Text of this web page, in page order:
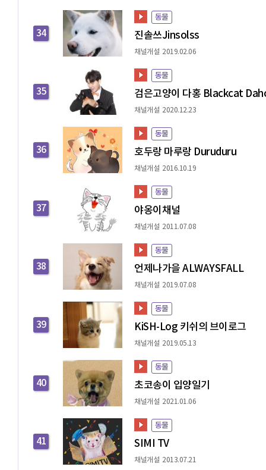
34
동물
진솔쓰Jinsolss
채널개설 2019.02.06
35
동물
검은고양이 다홍 Blackcat
채널개설 2020.12.23
36
동물
호두랑 마루랑 Duruduru
채널개설 2016.10.19
37
동물
야옹이채널
채널개설 2011.07.08
38
동물
언제나가을 ALWAYSFALL
채널개설 2019.07.08
39
동물
KiSH-Log 키쉬의 브이로그
채널개설 2019.05.13
40
동물
초코송이 입양일기
채널개설 2021.01.06
41
동물
SIMI TV
채널개설 2013.07.21